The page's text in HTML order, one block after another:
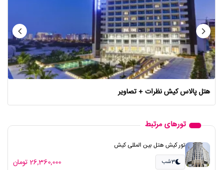
هتل پالاس کیش نظرات + تصاویر
تورهای مرتبط
تور کیش هتل بین المللی کیش
3شب 26,360,000 تومان